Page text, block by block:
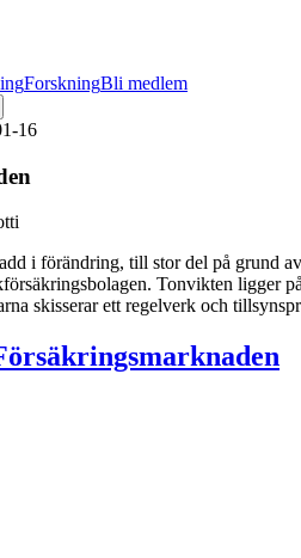
ForskningBli medlem
16
i förändring, till stor del på grund
Tonvikten ligger
skisserar ett regelverk och